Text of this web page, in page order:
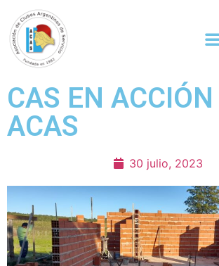
CAS EN
ACAS
30 julio, 2023